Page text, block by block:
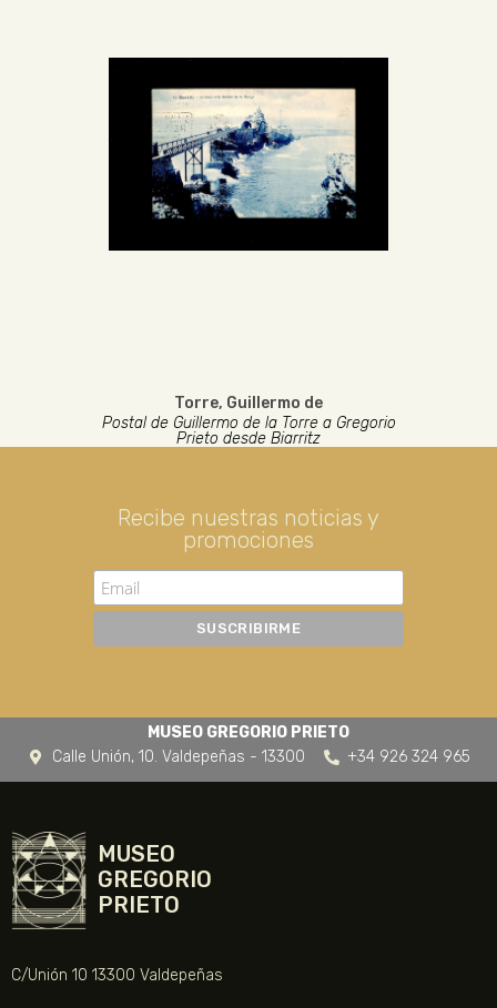
Torre, Guillermo de
Postal de Guillermo de la Torre a Gregorio
Prieto desde Biarritz
Recibe nuestras noticias y
promociones
MUSEO GREGORIO PRIETO
Calle Unión, 10. Valdepeñas - 13300
+34 926 324 965
MUSEO
GREGORIO
PRIETO
C/Unión 10 13300 Valdepeñas